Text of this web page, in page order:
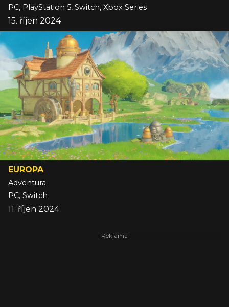
PC, PlayStation 5, Switch, Xbox Series
15. říjen 2024
EUROPA
Adventura
PC, Switch
11. říjen 2024